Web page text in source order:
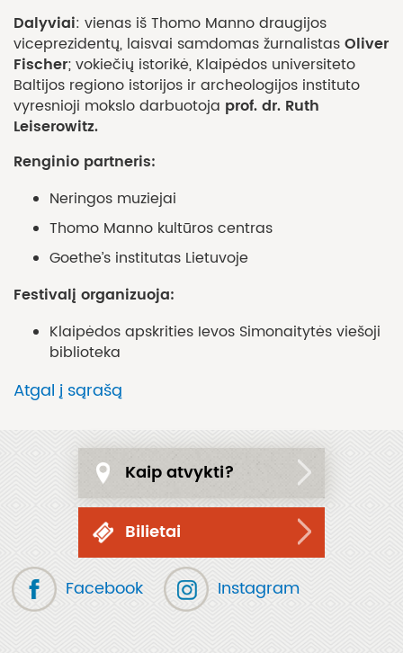
Dalyviai: vienas iš Thomo Manno draugijos
viceprezidentų, laisvai samdomas žurnalistas Oliver
Fischer; vokiečių istorikė, Klaipėdos universiteto
Baltijos regiono istorijos ir archeologijos instituto
vyresnioji mokslo darbuotoja prof. dr. Ruth
Leiserowitz.
Renginio partneris:
Neringos muziejai
Thomo Manno kultūros centras
Goethe’s institutas Lietuvoje
Festivalį organizuoja:
Klaipėdos apskrities Ievos Simonaitytės viešoji
biblioteka
Atgal į sąrašą
Kaip atvykti?
Bilietai
Facebook Instagram